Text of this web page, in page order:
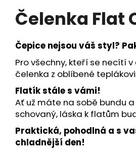
Čelenka Flat
Čepice nejsou váš styl?
Pro všechny, kteří se necítí
čelenka z oblíbené
Flatík stále s vámi!
Ať už máte na sobě bundu
schovaný, láska k flatům
Praktická, pohodlná a s
chladnější den!
HLEDAT
MIKINY FLAT